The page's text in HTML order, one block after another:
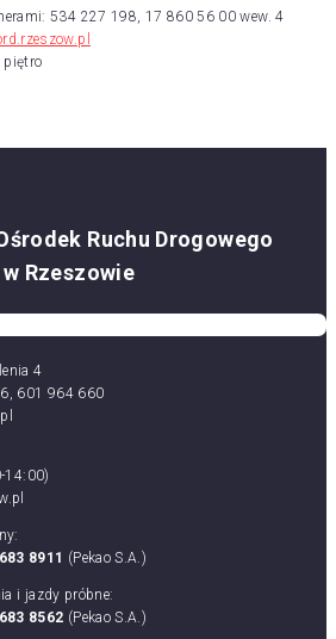
534 227 198, 17 860 56 00 wew. 4
piętro
Ruchu Drogowego
w Rzeszowie
4
601 964 660
14:00)
8911 (Pekao S.A.)
i jazdy próbne:
8562 (Pekao S.A.)